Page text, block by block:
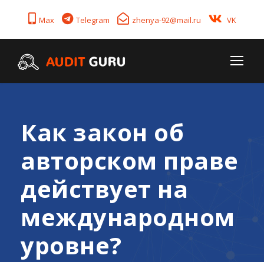
Max Telegram zhenya-92@mail.ru VK
Как закон об
авторском праве
действует на
международном
уровне?